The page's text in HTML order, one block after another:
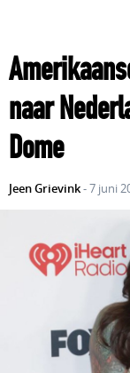
naar
Dome
Jeen Grievink- 7 juni